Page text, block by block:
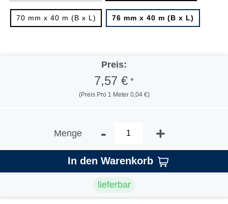
70 mm x 40 m (B x L) 76 mm x 40 m (B x L)
Preis:
7,57 € *
(Preis Pro 1 Meter 0,04 €)
Menge - +
In den Warenkorb
lieferbar